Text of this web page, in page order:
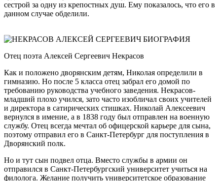
сестрой за одну из крепостных душ. Ему показалось, что его в
данном случае обделили.
Отец поэта Алексей Сергеевич Некрасов
Как и положено дворянским детям, Николая определили в
гимназию. Но после 5 класса отец забрал его домой по
требованию руководства учебного заведения. Некрасов-
младший плохо учился, зато часто изобличал своих учителей
и директора в сатирических стишках. Николай Алексеевич
вернулся в имение, а в 1838 году был отправлен на военную
службу. Отец всегда мечтал об офицерской карьере для сына,
поэтому отправил его в Санкт-Петербург для поступления в
Дворянский полк.
Но и тут сын подвел отца. Вместо службы в армии он
отправился в Санкт-Петербургский университет учиться на
филолога. Желание получить университетское образование